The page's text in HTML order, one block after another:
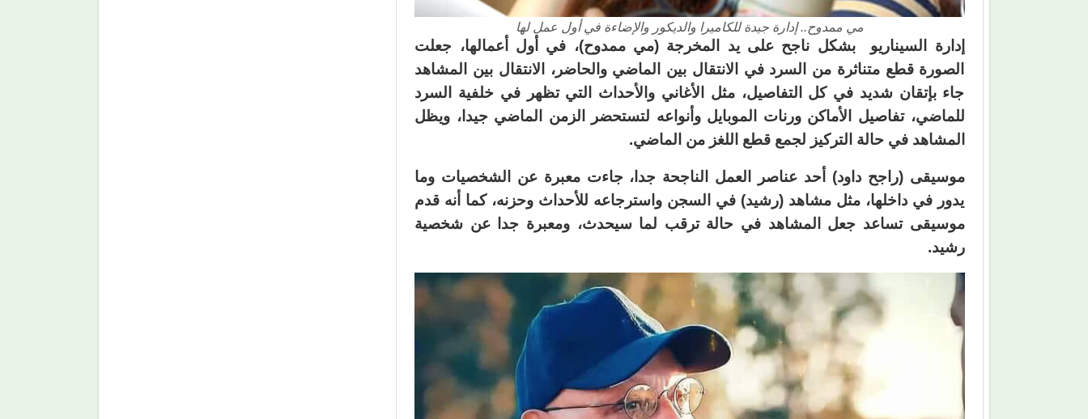
مي ممدوح.. إدارة جيدة للكاميرا والديكور والإضاءة في أول عمل لها
إدارة السيناريو بشكل ناجح على يد المخرجة (مي ممدوح)، في أول أعمالها، جعلت
الصورة قطع متناثرة من السرد في الانتقال بين الماضي والحاضر، الانتقال بين المشاهد
جاء بإتقان شديد في كل التفاصيل، مثل الأغاني والأحداث التي تظهر في خلفية السرد
للماضي، تفاصيل الأماكن ورنات الموبايل وأنواعه لتستحضر الزمن الماضي جيدا، ويظل
المشاهد في حالة التركيز لجمع قطع اللغز من الماضي.
موسيقى (راجح داود) أحد عناصر العمل الناجحة جدا، جاءت معبرة عن الشخصيات وما
يدور في داخلها، مثل مشاهد (رشيد) في السجن واسترجاعه للأحداث وحزنه، كما أنه قدم
موسيقى تساعد جعل المشاهد في حالة ترقب لما سيحدث، ومعبرة جدا عن شخصية
رشيد.